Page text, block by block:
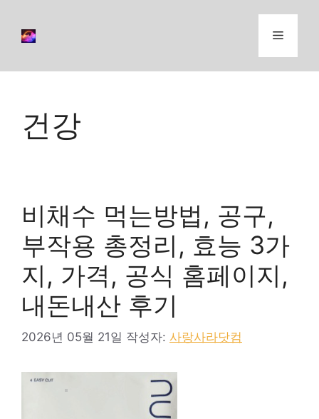
메
건강
비채수 먹는방법, 공구,
부작용 총정리, 효능 3가
지, 가격, 공식 홈페이지,
내돈내산 후기
2026년 05월 21일 작성자: 사랑사라닷컴